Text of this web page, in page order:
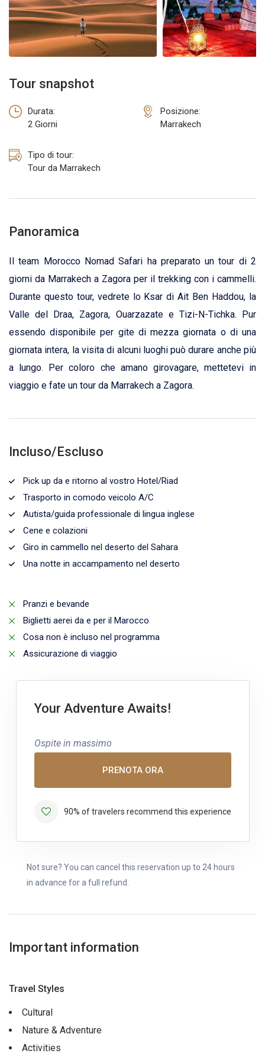
TOUR DA OUARZAZATE
Tour snapshot
Durata:
2 Giorni
Posizione:
Marrakech
Tipo di tour:
Tour da Marrakech
Panoramica
Il team Morocco Nomad Safari ha preparato un tour di 2
giorni da Marrakech a Zagora per il trekking con i cammelli.
Durante questo tour, vedrete lo Ksar di Ait Ben Haddou, la
Valle del Draa, Zagora, Ouarzazate e Tizi-N-Tichka. Pur
essendo disponibile per gite di mezza giornata o di una
giornata intera, la visita di alcuni luoghi può durare anche più
a lungo. Per coloro che amano girovagare, mettetevi in
viaggio e fate un tour da Marrakech a Zagora.
Incluso/Escluso
Pick up da e ritorno al vostro Hotel/Riad
Trasporto in comodo veicolo A/C
Autista/guida professionale di lingua inglese
Cene e colazioni
Giro in cammello nel deserto del Sahara
Una notte in accampamento nel deserto
Pranzi e bevande
Biglietti aerei da e per il Marocco
Cosa non è incluso nel programma
Assicurazione di viaggio
Your Adventure Awaits!
Ospite in massimo
PRENOTA ORA
90% of travelers recommend this experience
Not sure? You can cancel this reservation up to 24 hours
in advance for a full refund.
Important information
Travel Styles
Cultural
Nature & Adventure
Activities